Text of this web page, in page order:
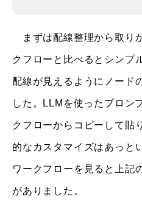
まずは配線整理から取り
クフローと比べるとシンプ
配線が見えるようにノード
した。LLMを使ったプロン
クフローからコピーして貼
的なカスタマイズはあっと
ワークフローを見ると上記
がありました。